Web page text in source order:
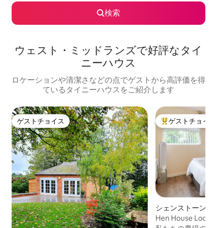
検索
ウェスト・ミッドランズで好評なタイ
ニーハウス
ロケーションや清潔さなどの点でゲストから高評価を得
ているタイニーハウスをご紹介します
ゲストチョイス
ゲストチョイス 大好評のゲスト
ゲストチョイス
シェンストーンの
ステイ
Hen House Lodge